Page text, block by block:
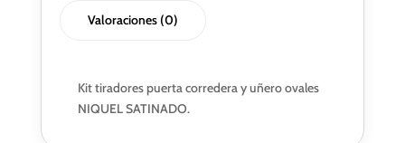
Valoraciones (0)
Kit tiradores puerta corredera y uñero ovales
NIQUEL SATINADO.